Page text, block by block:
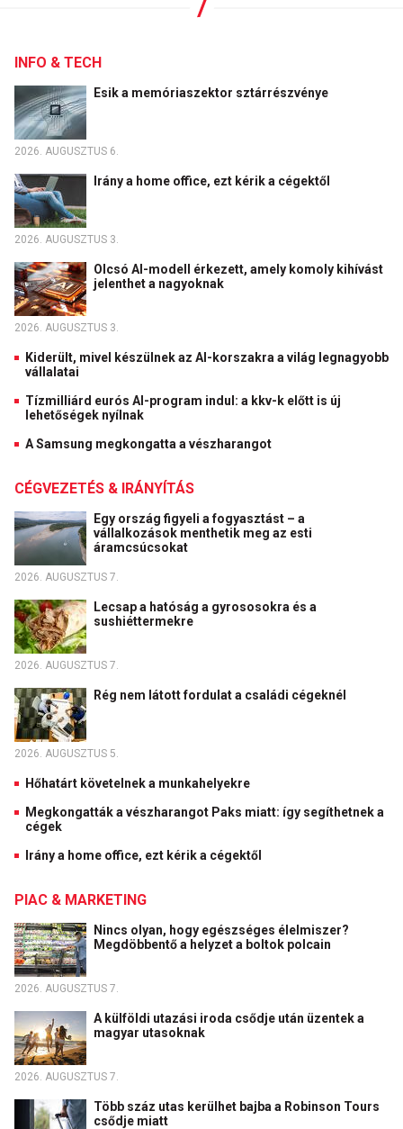
INFO & TECH
Esik a memóriaszektor sztárrészvénye
2026. AUGUSZTUS 6.
Irány a home office, ezt kérik a cégektől
2026. AUGUSZTUS 3.
Olcsó AI-modell érkezett, amely komoly kihívást
jelenthet a nagyoknak
2026. AUGUSZTUS 3.
Kiderült, mivel készülnek az AI-korszakra a világ legnagyobb
vállalatai
Tízmilliárd eurós AI-program indul: a kkv-k előtt is új
lehetőségek nyílnak
A Samsung megkongatta a vészharangot
CÉGVEZETÉS & IRÁNYÍTÁS
Egy ország figyeli a fogyasztást – a
vállalkozások menthetik meg az esti
áramcsúcsokat
2026. AUGUSZTUS 7.
Lecsap a hatóság a gyrososokra és a
sushiéttermekre
2026. AUGUSZTUS 7.
Rég nem látott fordulat a családi cégeknél
2026. AUGUSZTUS 5.
Hőhatárt követelnek a munkahelyekre
Megkongatták a vészharangot Paks miatt: így segíthetnek a
cégek
Irány a home office, ezt kérik a cégektől
PIAC & MARKETING
Nincs olyan, hogy egészséges élelmiszer?
Megdöbbentő a helyzet a boltok polcain
2026. AUGUSZTUS 7.
A külföldi utazási iroda csődje után üzentek a
magyar utasoknak
2026. AUGUSZTUS 7.
Több száz utas kerülhet bajba a Robinson Tours
csődje miatt